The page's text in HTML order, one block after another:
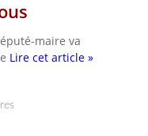
maire va
Lire cet article »